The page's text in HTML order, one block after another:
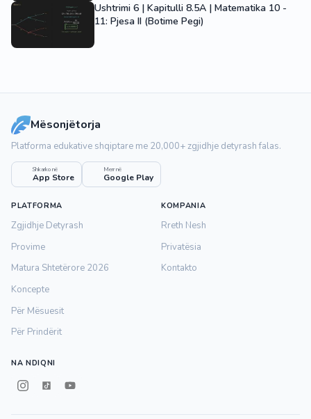
Ushtrimi 6 | Kapitulli 8.5A | Matematika 10 -
11: Pjesa II (Botime Pegi)
Mësonjëtorja
Platforma edukative shqiptare me 20,000+ zgjidhje detyrash falas.
Shkarko në
App Store
Merr në
Google Play
PLATFORMA
Zgjidhje Detyrash
Provime
Matura Shtetërore 2026
Koncepte
Për Mësuesit
Për Prindërit
KOMPANIA
Rreth Nesh
Privatësia
Kontakto
NA NDIQNI